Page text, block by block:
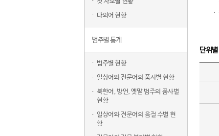
다의어 현황
범주별 통계
범주별 현황
일상어와 전문어의 품사별 현황
북한어, 방언, 옛말 범주의 품사별
현황
일상어와 전문어의 음절 수별 현
황
단위